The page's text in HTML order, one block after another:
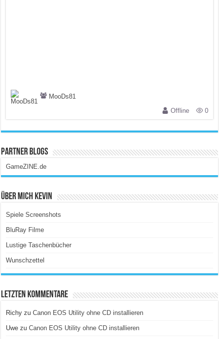
MooDs81
Offline
0
Partner Blogs
GameZINE.de
Über Mich Kevin
Spiele Screenshots
BluRay Filme
Lustige Taschenbücher
Wunschzettel
Letzten Kommentare
Richy zuCanon EOS Utility ohne CD installieren
Uwe zuCanon EOS Utility ohne CD installieren